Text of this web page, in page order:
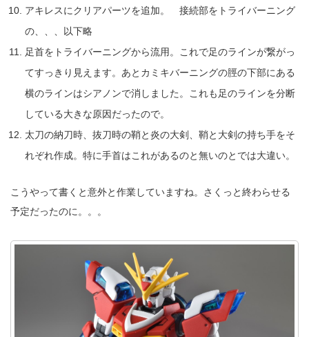
アキレスにクリアパーツを追加。 接続部をトライバーニング
の、、、以下略
足首をトライバーニングから流用。これで足のラインが繋がっ
てすっきり見えます。あとカミキバーニングの脛の下部にある
横のラインはシアノンで消しました。これも足のラインを分断
している大きな原因だったので。
太刀の納刀時、抜刀時の鞘と炎の大剣、鞘と大剣の持ち手をそ
れぞれ作成。特に手首はこれがあるのと無いのとでは大違い。
こうやって書くと意外と作業していますね。さくっと終わらせる
予定だったのに。。。